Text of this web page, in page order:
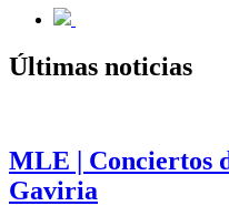
Últimas noticias
MLE | Conciertos
Gaviria